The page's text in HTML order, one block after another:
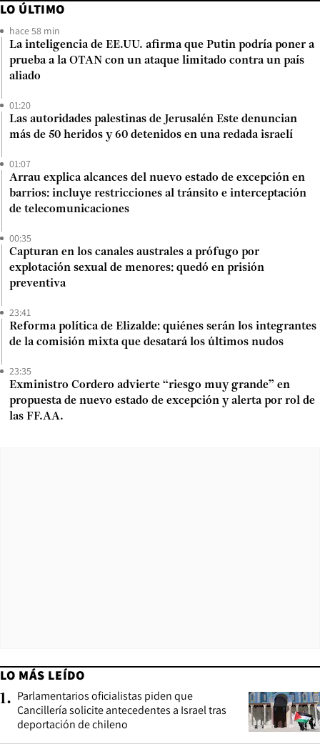
LO ÚLTIMO
hace 58 min
La inteligencia de EE.UU. afirma que Putin podría poner a
prueba a la OTAN con un ataque limitado contra un país
aliado
01:20
Las autoridades palestinas de Jerusalén Este denuncian
más de 50 heridos y 60 detenidos en una redada israelí
01:07
Arrau explica alcances del nuevo estado de excepción en
barrios: incluye restricciones al tránsito e interceptación
de telecomunicaciones
00:35
Capturan en los canales australes a prófugo por
explotación sexual de menores: quedó en prisión
preventiva
23:41
Reforma política de Elizalde: quiénes serán los integrantes
de la comisión mixta que desatará los últimos nudos
23:35
Exministro Cordero advierte “riesgo muy grande” en
propuesta de nuevo estado de excepción y alerta por rol de
las FF.AA.
LO MÁS LEÍDO
1. Parlamentarios oficialistas piden que
Cancillería solicite antecedentes a Israel tras
deportación de chileno